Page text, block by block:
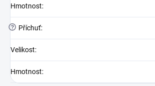
Hmotnost:
? Příchuť:
Velikost:
Hmotnost: